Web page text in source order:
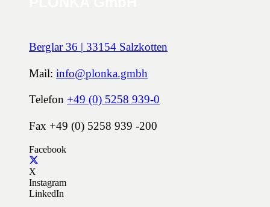
Berglar 36 | 33154 Salzkotten
Mail: info@plonka.gmbh
Telefon +49 (0) 5258 939-0
Fax +49 (0) 5258 939 -200
Facebook
X
Instagram
LinkedIn